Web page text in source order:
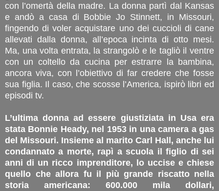
con l’omertà della madre. La donna partì dal Kansas
e andò a casa di Bobbie Jo Stinnett, in Missouri,
fingendo di voler acquistare uno dei cuccioli di cane
allevati dalla donna, all’epoca incinta di otto mesi.
Ma, una volta entrata, la strangolò e le tagliò il ventre
con un coltello da cucina per estrarre la bambina,
ancora viva, con l’obiettivo di far credere che fosse
sua figlia. Il caso, che scosse l’America, ispirò libri ed
episodi tv.
L’ultima donna ad essere giustiziata in Usa era
stata Bonnie Heady, nel 1953 in una camera a gas
del Missouri. Insieme al marito Carl Hall, anche lui
condannato a morte, rapì a scuola il figlio di sei
anni di un ricco imprenditore, lo uccise e chiese
quello che allora fu il più grande riscatto nella
storia americana: 600.000 mila dollari,